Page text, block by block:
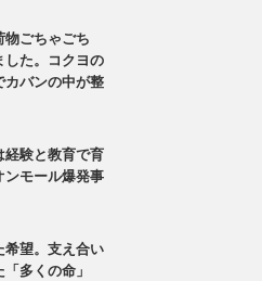
物ごちゃごち
した。コクヨの
カバンの中が整
経験と教育で育
ンモール爆発事
希望。支え合い
多くの命」